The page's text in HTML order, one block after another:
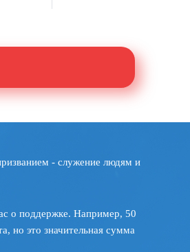
- служение людям и
о поддержке. Например, 50
но это значительная сумма